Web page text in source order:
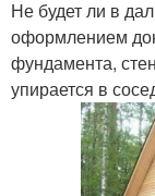
Не будет ли в
оформлением
фундамента,
упирается в